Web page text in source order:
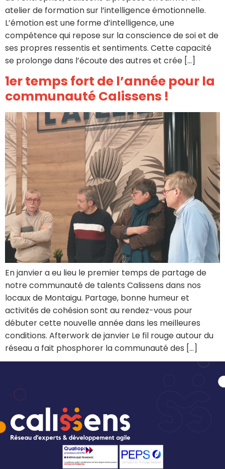
atelier de formation sur l’intelligence émotionnelle.
L’émotion est une forme d’intelligence, une
compétence qui repose sur la conscience de soi et de
ses propres ressentis et sentiments. Cette capacité
se prolonge dans l’écoute des autres et crée […]
1er temps fort de l’année pour la
communauté Calissens !
En janvier a eu lieu le premier temps de partage de
notre communauté de talents Calissens dans nos
locaux de Montaigu. Partage, bonne humeur et
activités de cohésion sont au rendez-vous pour
débuter cette nouvelle année dans les meilleures
conditions. Afterwork de janvier Le fil rouge autour du
réseau a fait phosphorer la communauté des […]